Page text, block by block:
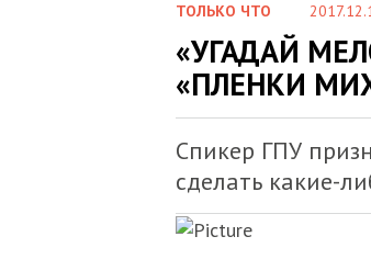
ТОЛЬКО ЧТО
«УГАДАЙ
«ПЛЕНКИ
Спикер ГПУ
сделать какие-